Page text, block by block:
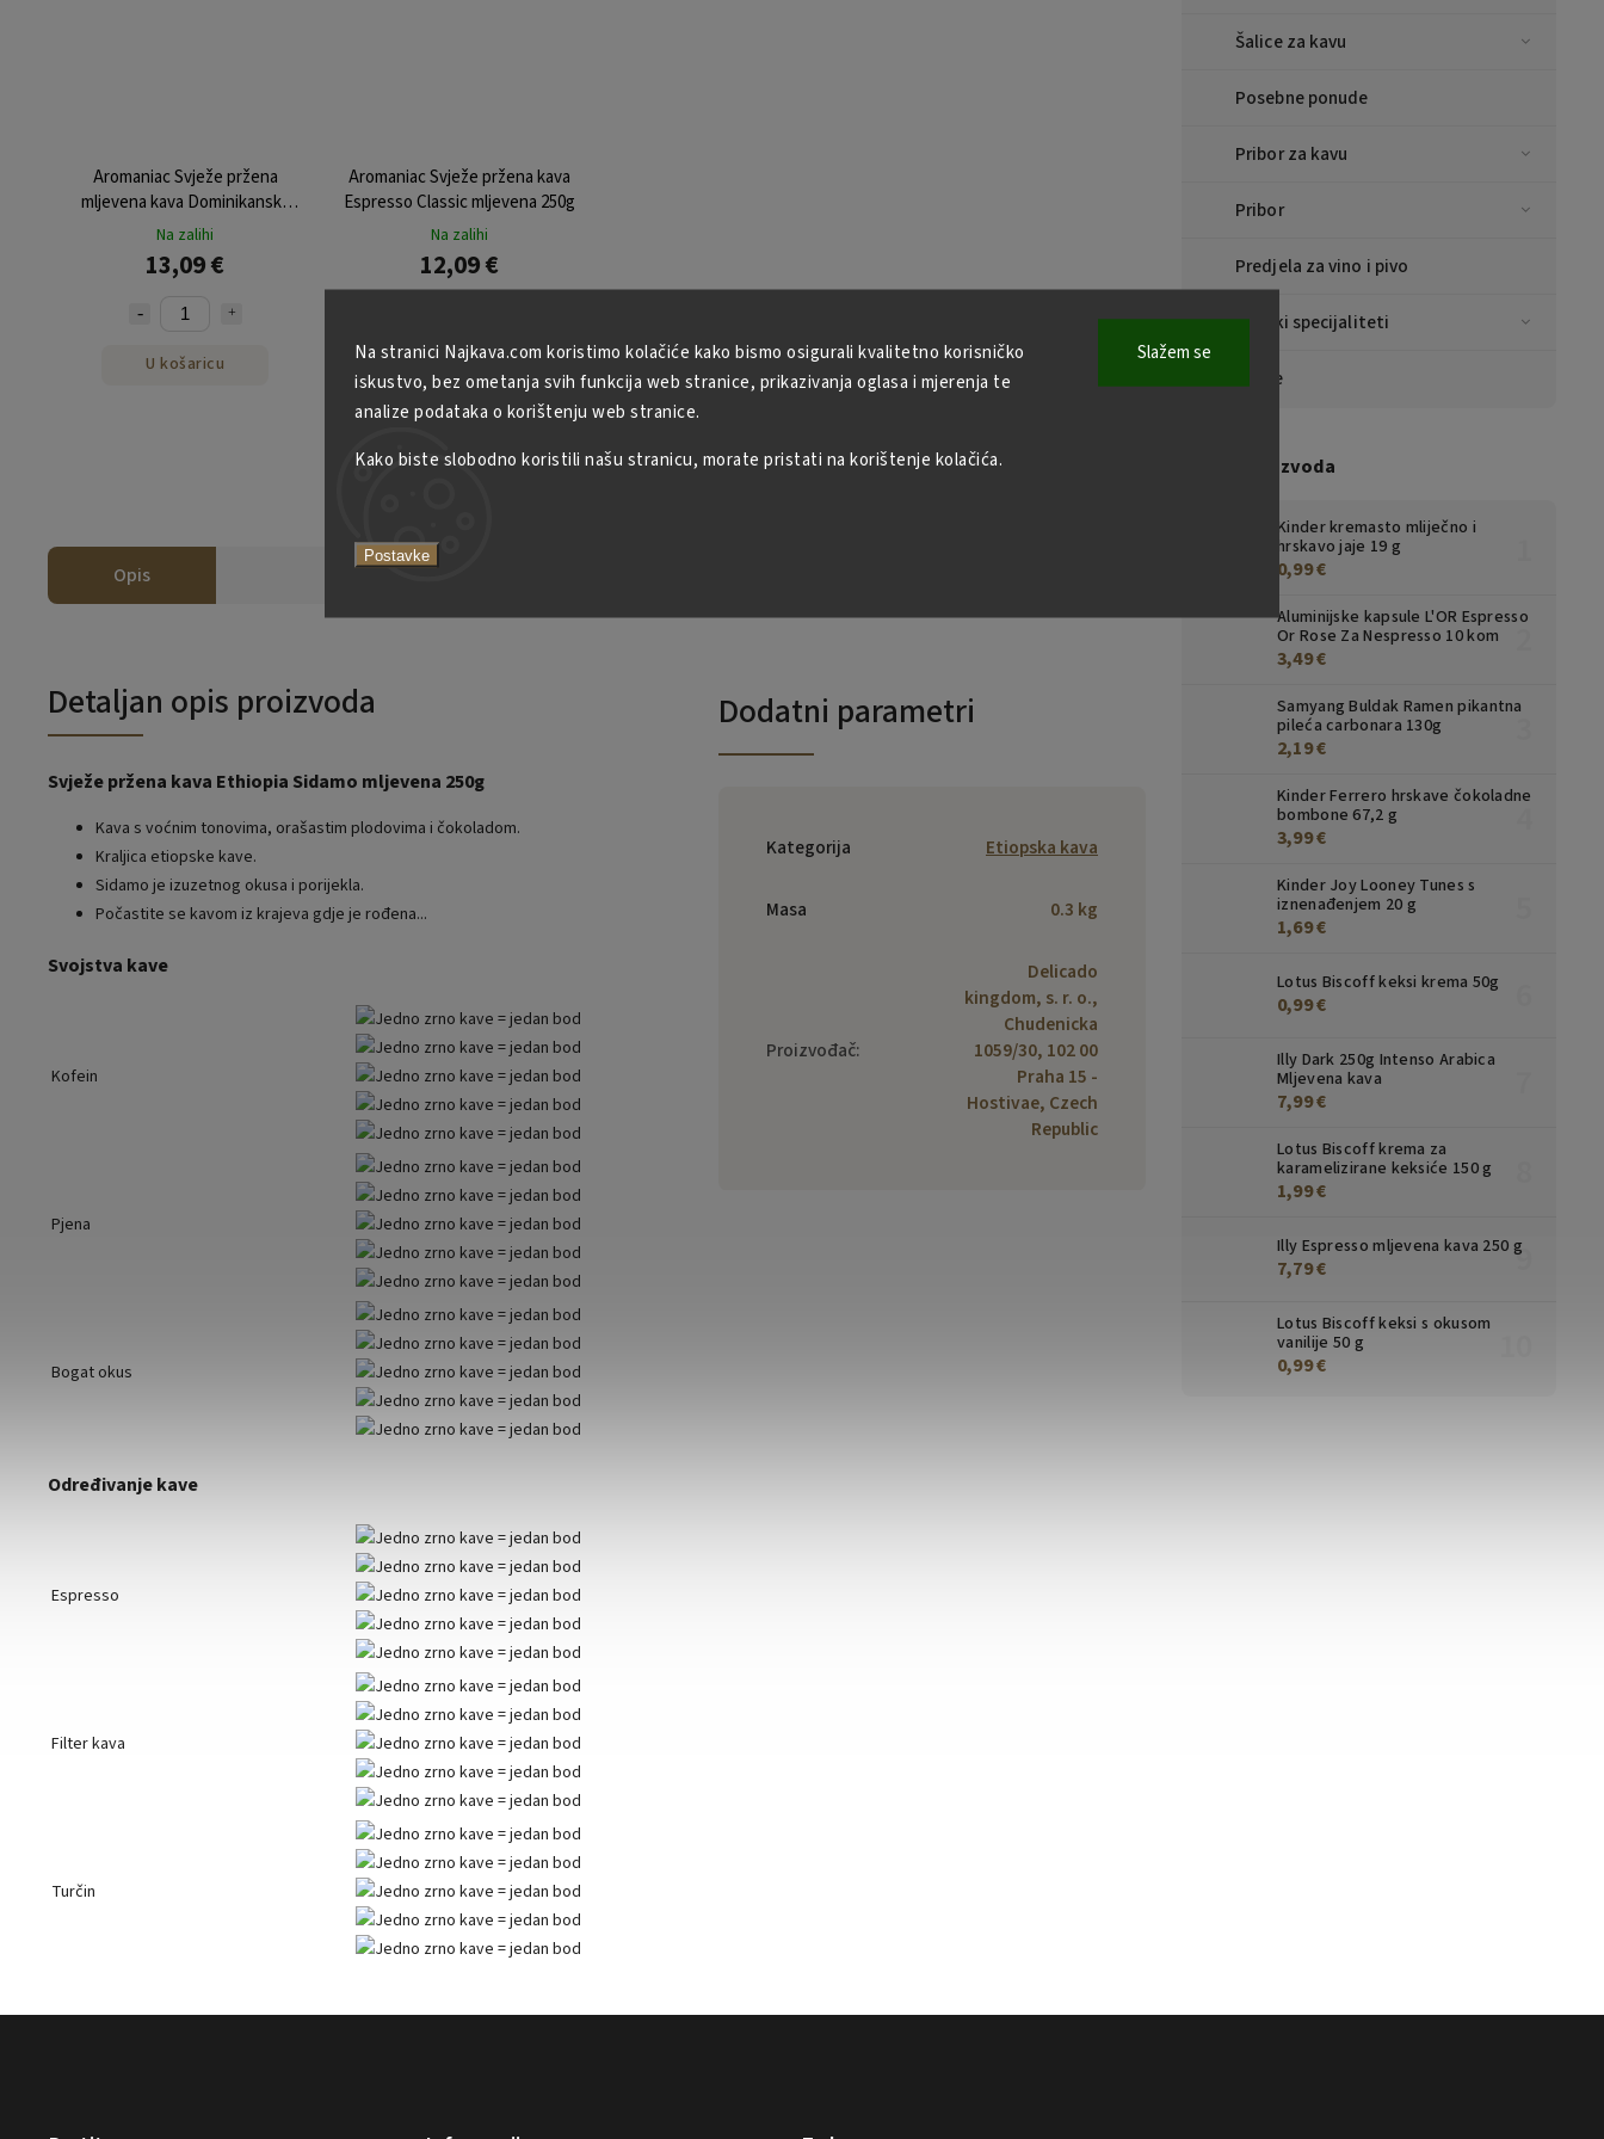
Na stranici Najkava.com koristimo kolačiće kako bismo osigurali kvalitetno korisničko
iskustvo, bez ometanja svih funkcija web stranice, prikazivanja oglasa i mjerenja te
analize podataka o korištenju web stranice.
Kako biste slobodno koristili našu stranicu, morate pristati na korištenje kolačića.
Postavke
Slažem se
Šalice za kavu
Posebne ponude
Pribor za kavu
Pribor
Predjela za vino i pivo
Azijski specijaliteti
Marke
Top 10 proizvoda
Kinder kremasto mliječno i
hrskavo jaje 19 g
0,99 €
Aluminijske kapsule L'OR Espresso
Or Rose Za Nespresso 10 kom
3,49 €
Samyang Buldak Ramen pikantna
pileća carbonara 130g
2,19 €
Kinder Ferrero hrskave čokoladne
bombone 67,2 g
3,99 €
Kinder Joy Looney Tunes s
iznenađenjem 20 g
1,69 €
Lotus Biscoff keksi krema 50g
0,99 €
Illy Dark 250g Intenso Arabica
Mljevena kava
7,99 €
Lotus Biscoff krema za
karamelizirane keksiće 150 g
1,99 €
Illy Espresso mljevena kava 250 g
7,79 €
Lotus Biscoff keksi s okusom
vanilije 50 g
0,99 €
Aromaniac Svježe pržena
mljevena kava Dominikanska
Republika Barahona mljevena
250 g
Na zalihi
13,09 €
U košaricu
Aromaniac Svježe pržena kava
Espresso Classic mljevena 250g
Na zalihi
12,09 €
U košaricu
Opis
Detaljan opis proizvoda
Svježe pržena kava Ethiopia Sidamo mljevena 250g
Kava s voćnim tonovima, orašastim plodovima i čokoladom.
Kraljica etiopske kave.
Sidamo je izuzetnog okusa i porijekla.
Počastite se kavom iz krajeva gdje je rođena...
Svojstva kave
Kofein
Pjena
Bogat okus
Određivanje kave
Espresso
Filter kava
Turčin
Dodatni parametri
Kategorija Etiopska kava
Masa 0.3 kg
Proizvođač:
Delicado
kingdom, s. r. o.,
Chudenicka
1059/30, 102 00
Praha 15 -
Hostivae, Czech
Republic